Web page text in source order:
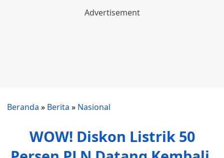
Beranda » Berita » Nasional
WOW! Diskon Listrik 50